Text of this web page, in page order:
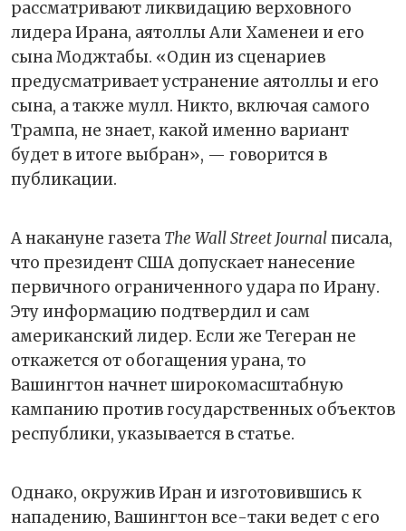
рассматривают ликвидацию верховного
лидера Ирана, аятоллы Али Хаменеи и его
сына Моджтабы. «Один из сценариев
предусматривает устранение аятоллы и его
сына, а также мулл. Никто, включая самого
Трампа, не знает, какой именно вариант
будет в итоге выбран», — говорится в
публикации.
А накануне газета The Wall Street Journalписала,
что президент США допускает нанесение
первичного ограниченного удара по Ирану.
Эту информацию подтвердил и сам
американский лидер. Если же Тегеран не
откажется от обогащения урана, то
Вашингтон начнет широкомасштабную
кампанию против государственных объектов
республики, указывается в статье.
Однако, окружив Иран и изготовившись к
нападению, Вашингтон все-таки ведет с его